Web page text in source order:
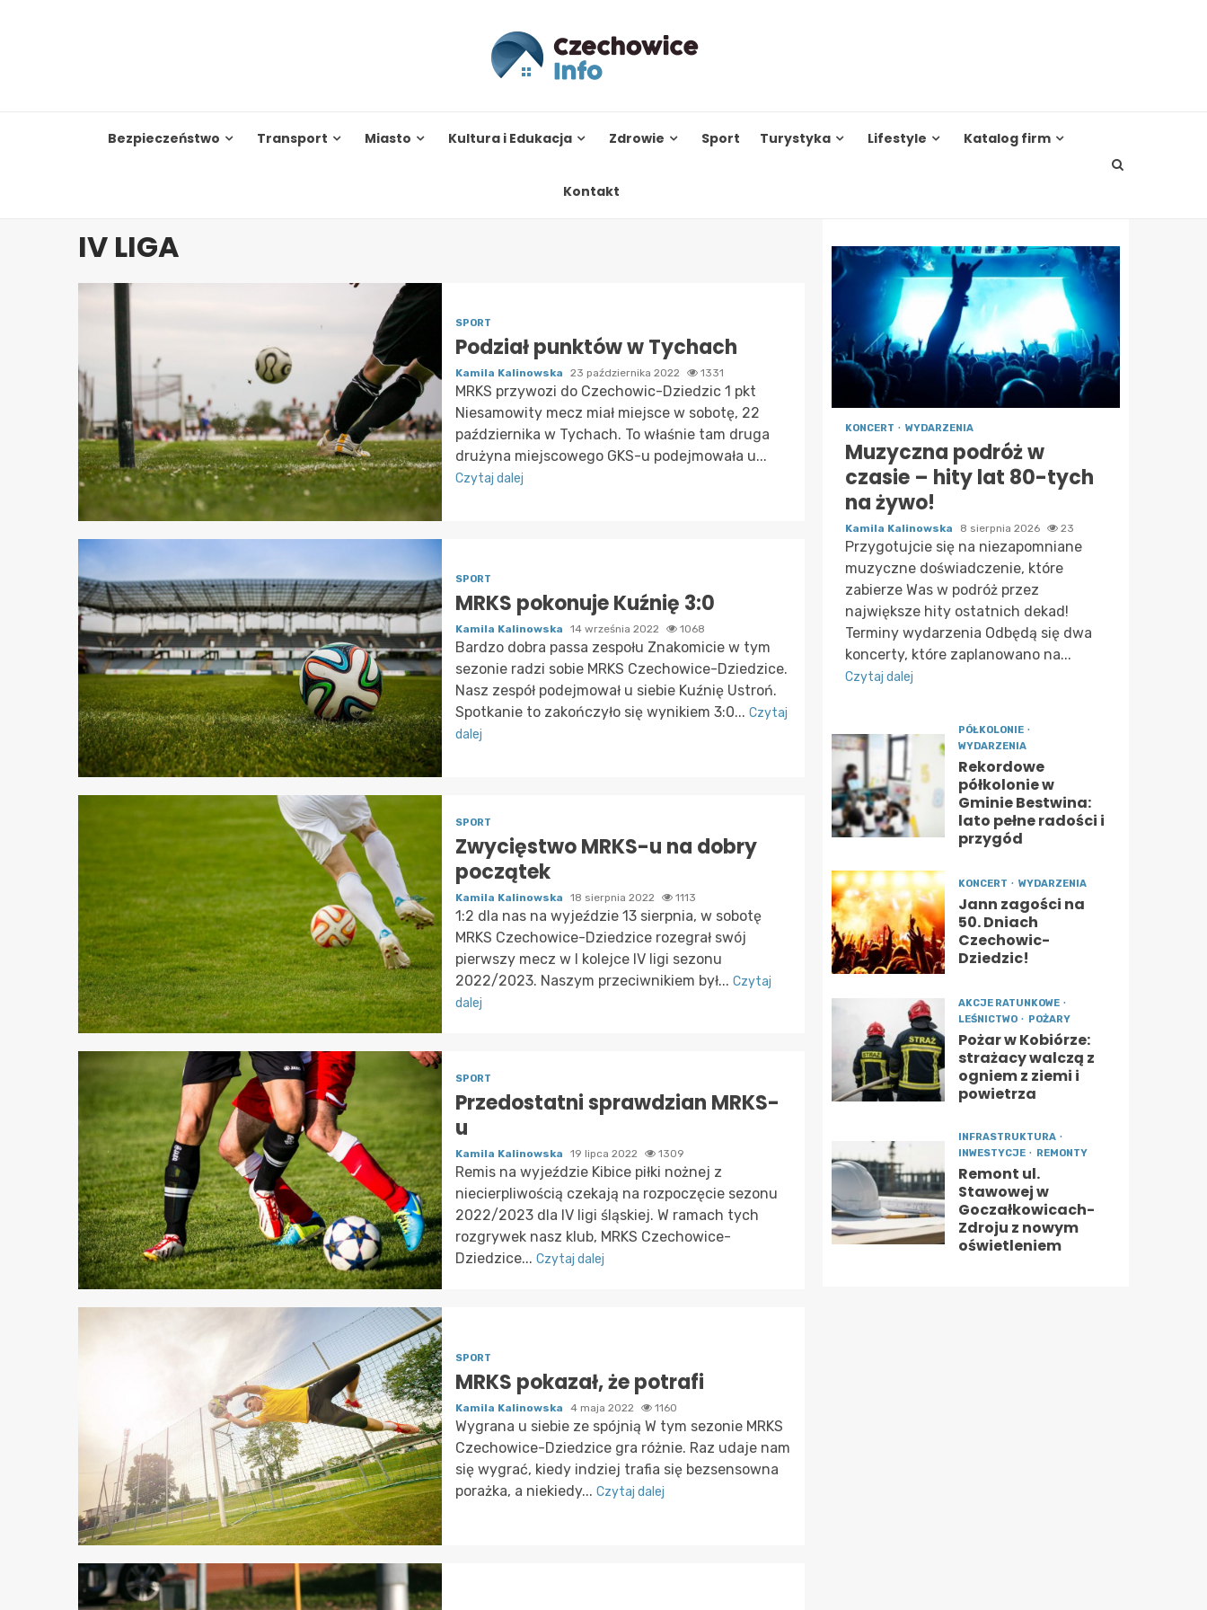
Bezpieczeństwo Transport Miasto Kultura i Edukacja Zdrowie Sport Turystyka Lifestyle Katalog firm
Kontakt
IV LIGA
SPORT
Podział punktów w Tychach
Kamila Kalinowska 23 października 2022 1331
MRKS przywozi do Czechowic-Dziedzic 1 pkt
Niesamowity mecz miał miejsce w sobotę, 22
października w Tychach. To właśnie tam druga
drużyna miejscowego GKS-u podejmowała u...
Czytaj dalej
SPORT
MRKS pokonuje Kuźnię 3:0
Kamila Kalinowska 14 września 2022 1068
Bardzo dobra passa zespołu Znakomicie w tym
sezonie radzi sobie MRKS Czechowice-Dziedzice.
Nasz zespół podejmował u siebie Kuźnię Ustroń.
Spotkanie to zakończyło się wynikiem 3:0... Czytaj
dalej
SPORT
Zwycięstwo MRKS-u na dobry
początek
Kamila Kalinowska 18 sierpnia 2022 1113
1:2 dla nas na wyjeździe 13 sierpnia, w sobotę
MRKS Czechowice-Dziedzice rozegrał swój
pierwszy mecz w I kolejce IV ligi sezonu
2022/2023. Naszym przeciwnikiem był... Czytaj
dalej
SPORT
Przedostatni sprawdzian MRKS-
u
Kamila Kalinowska 19 lipca 2022 1309
Remis na wyjeździe Kibice piłki nożnej z
niecierpliwością czekają na rozpoczęcie sezonu
2022/2023 dla IV ligi śląskiej. W ramach tych
rozgrywek nasz klub, MRKS Czechowice-
Dziedzice... Czytaj dalej
SPORT
MRKS pokazał, że potrafi
Kamila Kalinowska 4 maja 2022 1160
Wygrana u siebie ze spójnią W tym sezonie MRKS
Czechowice-Dziedzice gra różnie. Raz udaje nam
się wygrać, kiedy indziej trafia się bezsensowna
porażka, a niekiedy... Czytaj dalej
KONCERT WYDARZENIA
Muzyczna podróż w
czasie – hity lat 80-tych
na żywo!
Kamila Kalinowska 8 sierpnia 2026 23
Przygotujcie się na niezapomniane
muzyczne doświadczenie, które
zabierze Was w podróż przez
największe hity ostatnich dekad!
Terminy wydarzenia Odbędą się dwa
koncerty, które zaplanowano na...
Czytaj dalej
PÓŁKOLONIE
WYDARZENIA
Rekordowe
półkolonie w
Gminie Bestwina:
lato pełne radości i
przygód
KONCERT WYDARZENIA
Jann zagości na
50. Dniach
Czechowic-
Dziedzic!
AKCJE RATUNKOWE
LEŚNICTWO
POŻARY
Pożar w Kobiórze:
strażacy walczą z
ogniem z ziemi i
powietrza
INFRASTRUKTURA
INWESTYCJE
REMONTY
Remont ul.
Stawowej w
Goczałkowicach-
Zdroju z nowym
oświetleniem